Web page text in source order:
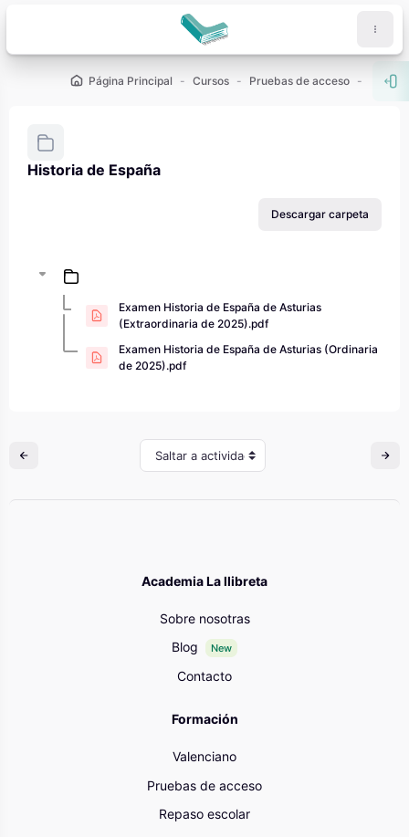
Página Principal Cursos Pruebas de acceso PAU -
Historia de España
Descargar carpeta
Examen Historia de España de Asturias
(Extraordinaria de 2025).pdf
Examen Historia de España de Asturias (Ordinaria
de 2025).pdf
Saltar a actividad
Academia La llibreta
Sobre nosotras
Blog
New
Contacto
Formación
Valenciano
Pruebas de acceso
Repaso escolar